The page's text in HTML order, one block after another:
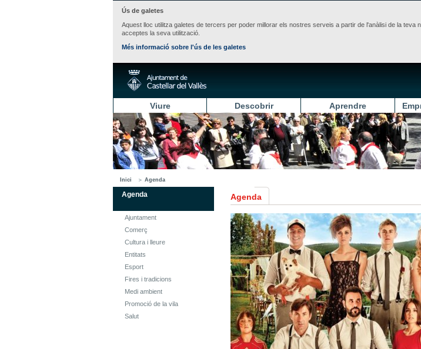
Ús de galetes
Aquest lloc utilitza galetes de tercers per poder millorar els nostres serveis a partir de l'anàlisi de la
acceptes la seva utilització.
Més informació sobre l'ús de les galetes
Viure Descobrir Aprendre
Inici Agenda
Agenda
Ajuntament
Comerç
Cultura i lleure
Entitats
Esport
Fires i tradicions
Medi ambient
Promoció de la vila
Salut
Agenda